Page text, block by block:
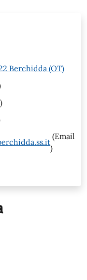
Berchidda (OT)
(Email
)